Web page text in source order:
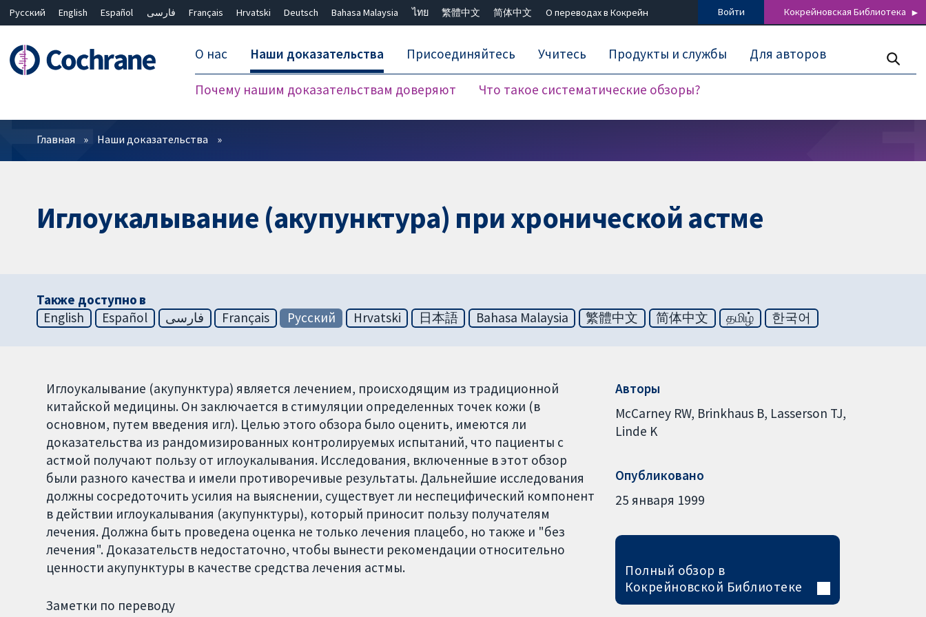
Русский English Español فارسی Français Hrvatski Deutsch Bahasa Malaysia ไทย 繁體中文 简体中文 О переводах в Кокрейн Войти Кокрейновская Библиотека
О нас Наши доказательства
Почему нашим доказательствам доверяют Что такое систематические обзоры?
Присоединяйтесь Учитесь Продукты и службы Для авторов
Фильтры
Главная Наши доказательства
Иглоукалывание (акупунктура) при хронической астме
Также доступно в
English
Español فارسی Français Русский Hrvatski 日本語 Bahasa Malaysia 繁體中文 简体中文 தமிழ் 한국어
Иглоукалывание (акупунктура) является лечением, происходящим из традиционной
китайской медицины. Он заключается в стимуляции определенных точек кожи (в
основном, путем введения игл). Целью этого обзора было оценить, имеются ли
доказательства из рандомизированных контролируемых испытаний, что пациенты с
астмой получают пользу от иглоукалывания. Исследования, включенные в этот обзор
были разного качества и имели противоречивые результаты. Дальнейшие исследования
должны сосредоточить усилия на выяснении, существует ли неспецифический компонент
в действии иглоукалывания (акупунктуры), который приносит пользу получателям
лечения. Должна быть проведена оценка не только лечения плацебо, но также и "без
лечения". Доказательств недостаточно, чтобы вынести рекомендации относительно
ценности акупунктуры в качестве средства лечения астмы.
Заметки по переводу
Авторы
McCarney RW Brinkhaus B Lasserson TJ
Linde K
Опубликовано
25 января 1999
Полный обзор в
Кокрейновской Библиотеке